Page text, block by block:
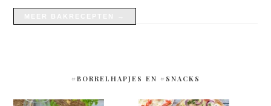
#BORRELHAPJES EN #SNACKS